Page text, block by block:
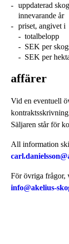
uppdaterad
innevarande år
priset, angivet i
- totalbelopp
- SEK per
- SEK per
affärer
Vid en eventuell
Säljaren står för
All information
För övriga frågor,
info@akelius-